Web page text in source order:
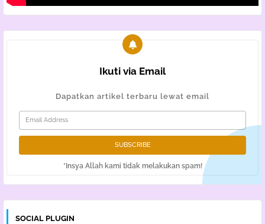
Ikuti via Email
Dapatkan artikel terbaru lewat email
*Insya Allah kami tidak melakukan spam!
SOCIAL PLUGIN